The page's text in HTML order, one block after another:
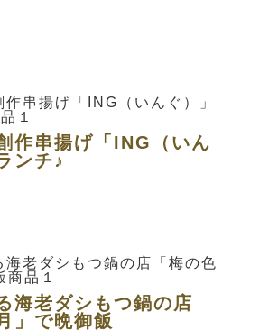
作串揚げ「ING（いん
ンチ♪
海老ダシもつ鍋の店
」で晩御飯